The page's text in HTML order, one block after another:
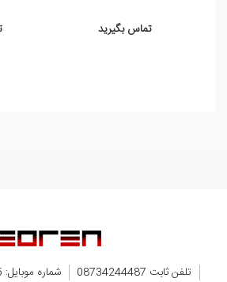
تماس بگیرید
تلفن ثابت 08734244487
شماره موبایل: 09351181815